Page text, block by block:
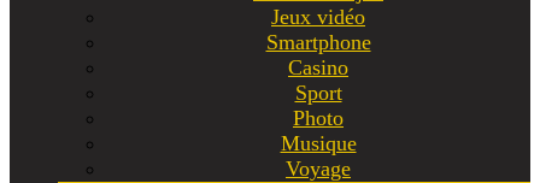
Jeux vidéo
Smartphone
Casino
Sport
Photo
Musique
Voyage